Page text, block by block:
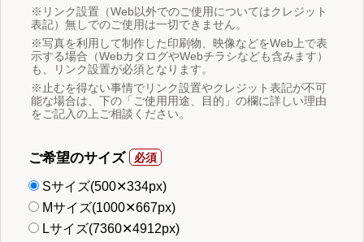
※リンク設置（Web以外でのご使用についてはクレジット
表記）無しでのご使用は一切できません。
※写真を利用して制作した印刷物、映像などをWeb上で表
示する場合（WebカタログやWebチラシなども含みます）
も、リンク設置が必須となります。
※止むを得ない事情でリンク設置やクレジット表記が不可
能な場合は、下の「ご使用用途、目的」の欄に詳しい理由
をご記入の上ご相談ください。
ご希望のサイズ
Sサイズ(500✕334px)
Mサイズ(1000✕667px)
Lサイズ(7360✕4912px)